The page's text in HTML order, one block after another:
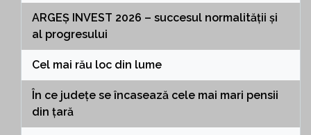
ARGEȘ INVEST 2026 – succesul normalității și
al progresului
Cel mai rău loc din lume
În ce județe se încasează cele mai mari pensii
din țară